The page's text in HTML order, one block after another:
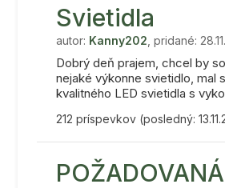
Svietidla
autor: Kanny202 , pridané:
Dobrý deň prajem, chcel by
nejaké výkonne svietidlo, mal
kvalitného LED svietidla s
212 príspevkov (posledný: